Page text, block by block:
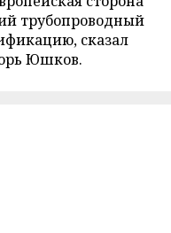
трубопроводный
сказал
Юшков.